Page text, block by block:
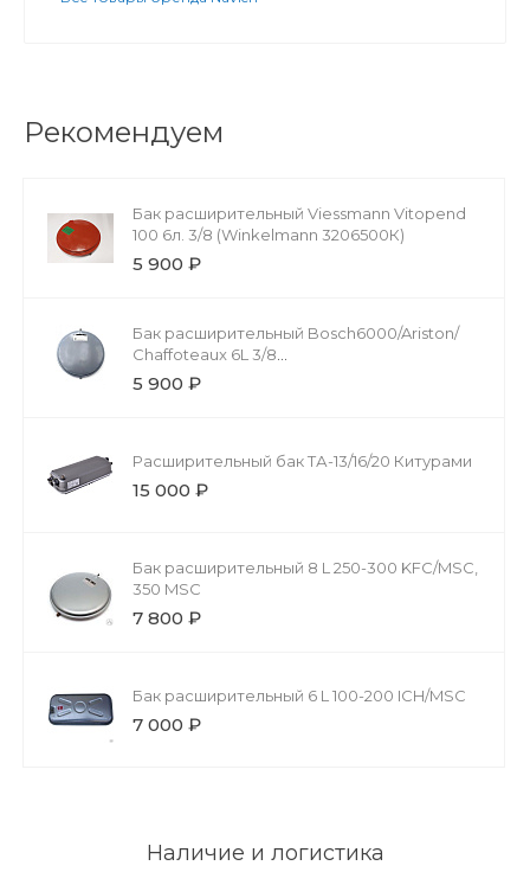
Рекомендуем
Бак расширительный Viessmann Vitopend
100 6л. 3/8 (Winkelmann 3206500К)
5 900 ₽
Бак расширительный Bosch6000/Ariston/
Сhaffoteaux 6L 3/8
(Zilmet13С0000610/13C0000603)65104261/998616
5 900 ₽
Расширительный бак ТА-13/16/20 Китурами
15 000 ₽
Бак расширительный 8 L 250-300 KFC/MSC,
350 MSC
7 800 ₽
Бак расширительный 6 L 100-200 ICH/MSC
7 000 ₽
Наличие и логистика